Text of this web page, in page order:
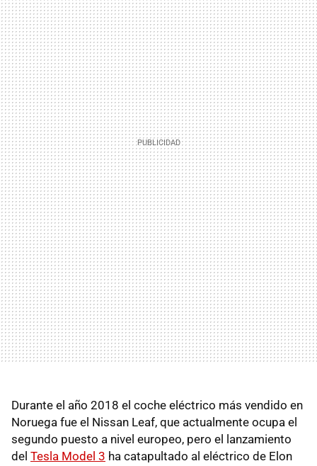
Durante el año 2018 el coche eléctrico más vendido en
Noruega fue el Nissan Leaf, que actualmente ocupa el
segundo puesto a nivel europeo, pero el lanzamiento
del Tesla Model 3 ha catapultado al eléctrico de Elon